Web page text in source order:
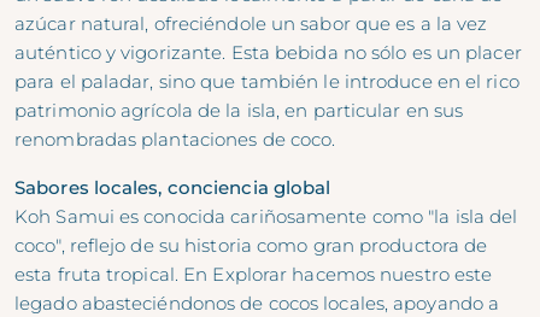
azúcar natural, ofreciéndole un sabor que es a la vez
auténtico y vigorizante. Esta bebida no sólo es un placer
para el paladar, sino que también le introduce en el rico
patrimonio agrícola de la isla, en particular en sus
renombradas plantaciones de coco.
Sabores locales, conciencia global
Koh Samui es conocida cariñosamente como "la isla del
coco", reflejo de su historia como gran productora de
esta fruta tropical. En Explorar hacemos nuestro este
legado abasteciéndonos de cocos locales, apoyando a